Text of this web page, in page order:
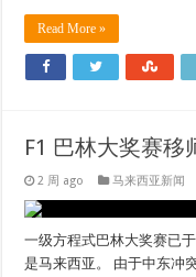
Read More »
F1 巴林大奖赛移
2 周 ago 马来西亚新闻
一级方程式巴林大奖赛已
是马来西亚。 由于中东冲